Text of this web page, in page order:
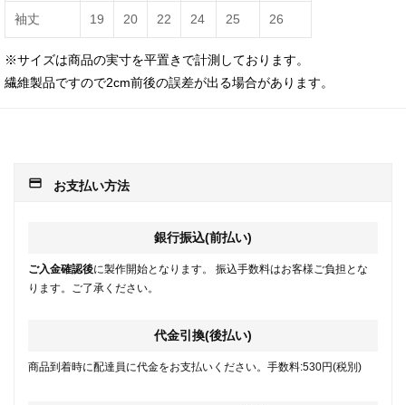
袖丈 19 20 22 24 25 26
※サイズは商品の実寸を平置きで計測しております。
繊維製品ですので2cm前後の誤差が出る場合があります。
payment お支払い方法
銀行振込(前払い)
ご入金確認後に製作開始となります。 振込手数料はお客様ご負担とな
ります。ご了承ください。
代金引換(後払い)
商品到着時に配達員に代金をお支払いください。手数料:530円(税別)